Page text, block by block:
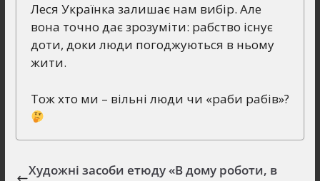
Леся Українка залишає нам вибір. Але
вона точно дає зрозуміти: рабство існує
доти, доки люди погоджуються в ньому
жити.
Тож хто ми – вільні люди чи «раби рабів»?
Художні засоби етюду «В дому роботи, в